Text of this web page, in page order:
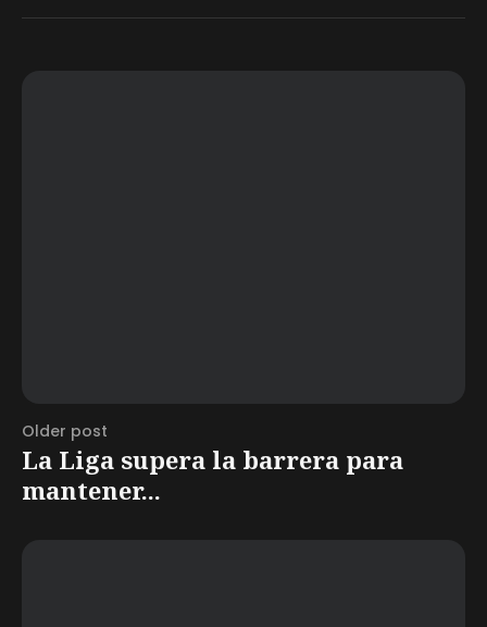
Older post
La Liga supera la barrera para
mantener...